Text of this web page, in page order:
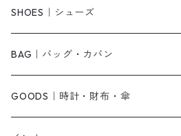
ベアトップ・チューブトップ
その他
シャツワンピース
キャミワンピース
オールインワン・サロペット
その他
ピアス・リング
ネックレス
ベルト
SHOES｜シューズ
パンプス
サンダル
BAG｜バッグ・カバン
ショルダーバッグ
GOODS｜時計・財布・傘